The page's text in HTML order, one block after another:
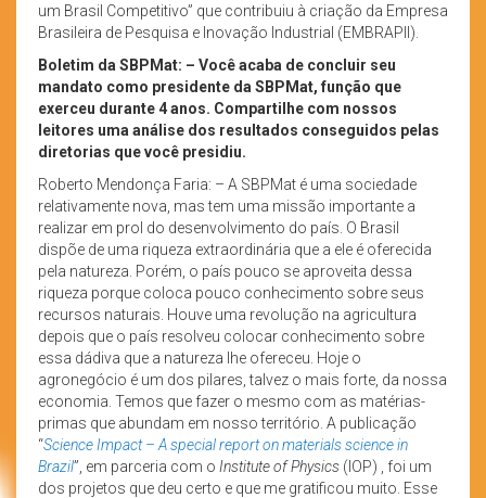
um Brasil Competitivo” que contribuiu à criação da Empresa
Brasileira de Pesquisa e Inovação Industrial (EMBRAPII).
Boletim da SBPMat: – Você acaba de concluir seu
mandato como presidente da SBPMat, função que
exerceu durante 4 anos. Compartilhe com nossos
leitores uma análise dos resultados conseguidos pelas
diretorias que você presidiu.
Roberto Mendonça Faria: – A SBPMat é uma sociedade
relativamente nova, mas tem uma missão importante a
realizar em prol do desenvolvimento do país. O Brasil
dispõe de uma riqueza extraordinária que a ele é oferecida
pela natureza. Porém, o país pouco se aproveita dessa
riqueza porque coloca pouco conhecimento sobre seus
recursos naturais. Houve uma revolução na agricultura
depois que o país resolveu colocar conhecimento sobre
essa dádiva que a natureza lhe ofereceu. Hoje o
agronegócio é um dos pilares, talvez o mais forte, da nossa
economia. Temos que fazer o mesmo com as matérias-
primas que abundam em nosso território. A publicação
“Science Impact – A special report on materials science in
Brazil”, em parceria com o Institute of Physics (IOP) , foi um
dos projetos que deu certo e que me gratificou muito. Esse